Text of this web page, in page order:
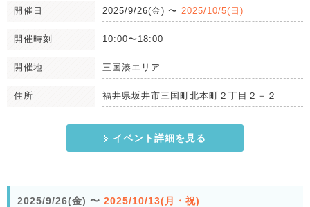
開催日 2025/9/26(金) 〜 2025/10/5(日)
開催時刻 10:00〜18:00
開催地 三国湊エリア
住所 福井県坂井市三国町北本町２丁目２－２
イベント詳細を見る
2025/9/26(金) 〜 2025/10/13(月・祝)